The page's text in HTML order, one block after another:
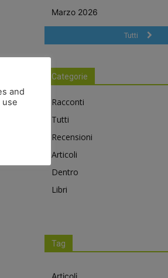
Marzo 2026
Tutti
Categorie
Racconti
Tutti
Recensioni
Articoli
Dentro
Libri
Tag
Articoli
and
use